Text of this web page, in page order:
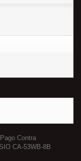
Contra
CA-53WB-8B